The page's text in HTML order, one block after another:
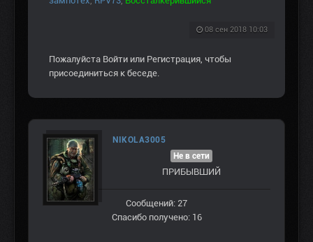
08 сен 2018 10:03
Пожалуйста Войти или Регистрация, чтобы
присоединиться к беседе.
NIKOLA3005
Не в сети
ПРИБЫВШИЙ
Сообщений: 27
Спасибо получено: 16